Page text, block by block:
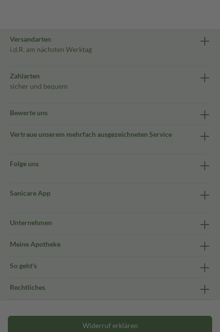
Versandarten
i.d.R. am nächsten Werktag
Zahlarten
sicher und bequem
Bewerte uns
Vertraue unserem mehrfach ausgezeichneten Service
Folge uns
Sanicare App
Unternehmen
Meine Apotheke
So geht's
Rechtliches
Widerruf erklären